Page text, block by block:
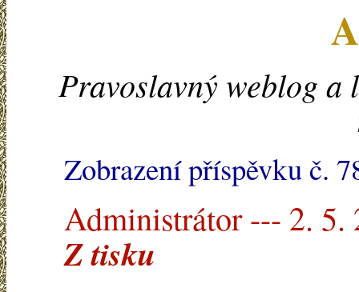
Pravoslavný weblog a
Zobrazení příspěvku č.
Administrátor --- 2. 5.
Z tisku